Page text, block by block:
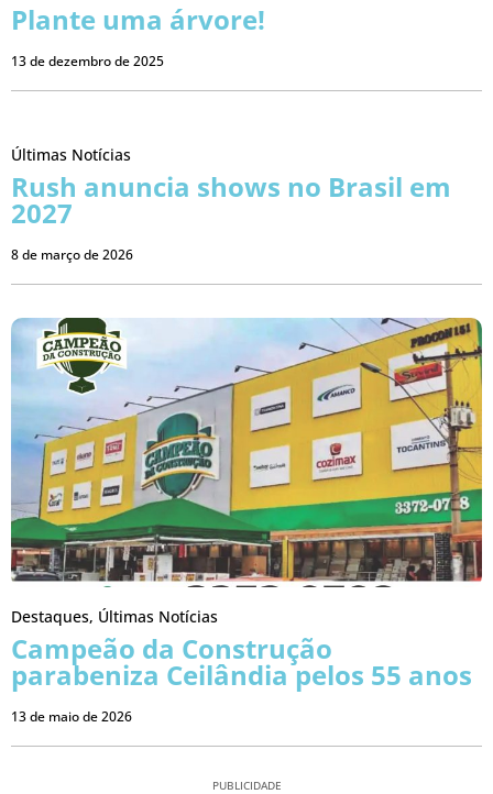
Plante uma árvore!
13 de dezembro de 2025
Últimas Notícias
Rush anuncia shows no Brasil em
2027
8 de março de 2026
Destaques, Últimas Notícias
Campeão da Construção
parabeniza Ceilândia pelos 55 anos
13 de maio de 2026
PUBLICIDADE